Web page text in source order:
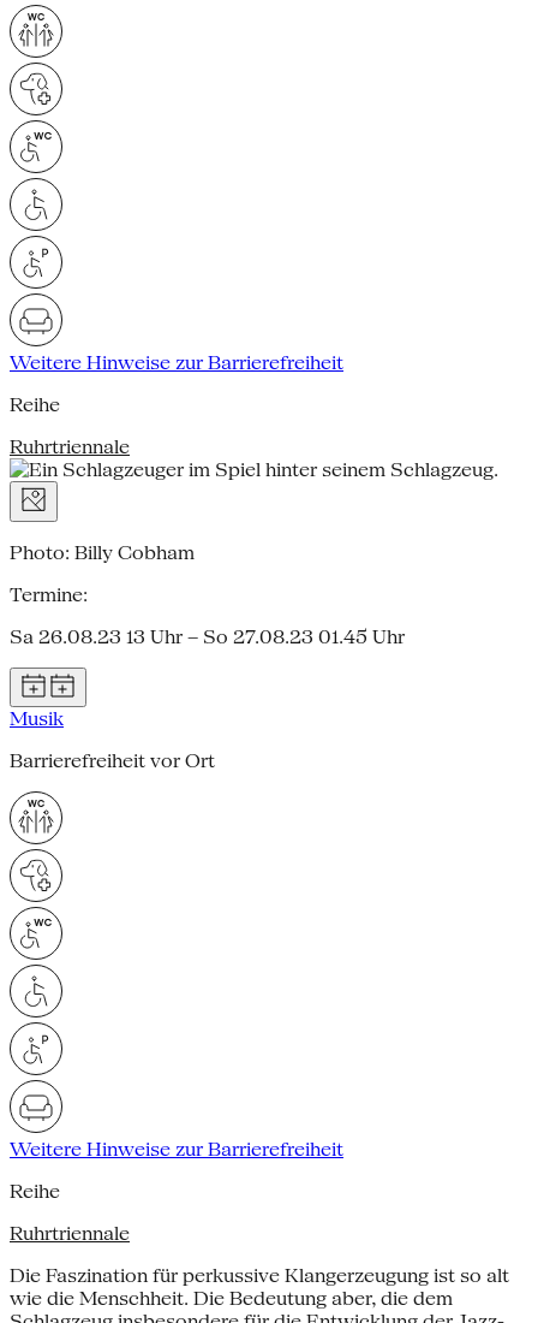
Weitere Hinweise zur Barrierefreiheit
Reihe
Ruhrtriennale
Photo: Billy Cobham
Termine:
Sa 26.08.23 13 Uhr – So 27.08.23 01.45 Uhr
Musik
Barrierefreiheit vor Ort
Weitere Hinweise zur Barrierefreiheit
Reihe
Ruhrtriennale
Die Faszination für perkussive Klangerzeugung ist so alt
wie die Menschheit. Die Bedeutung aber, die dem